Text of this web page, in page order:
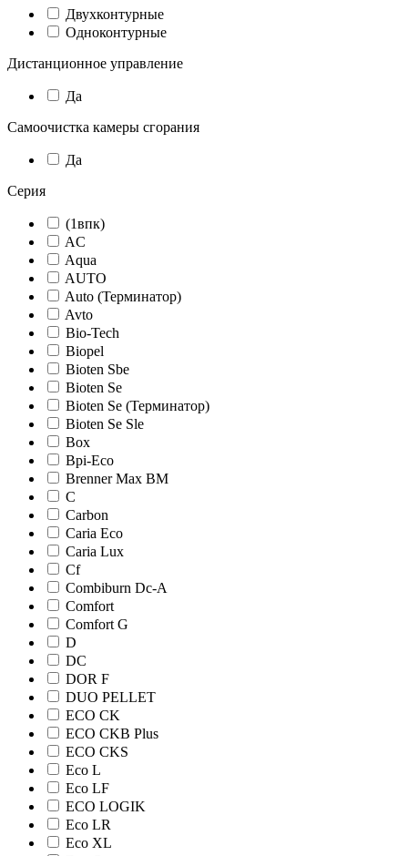
Двухконтурные
Одноконтурные
Дистанционное управление
Да
Самоочистка камеры сгорания
Да
Серия
(1впк)
AC
Aqua
AUTO
Auto (Терминатор)
Avto
Bio-Tech
Biopel
Bioten Sbe
Bioten Se
Bioten Se (Терминатор)
Bioten Se Sle
Box
Bpi-Eco
Brenner Max BM
C
Carbon
Caria Eco
Caria Lux
Cf
Combiburn Dc-A
Comfort
Comfort G
D
DC
DOR F
DUO PELLET
ECO CK
ECO CKB Plus
ECO CKS
Eco L
Eco LF
ECO LOGIK
Eco LR
Eco XL